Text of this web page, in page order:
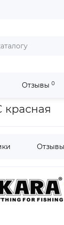
Отзывы 0
Akara Lucky
красная
Отзывы